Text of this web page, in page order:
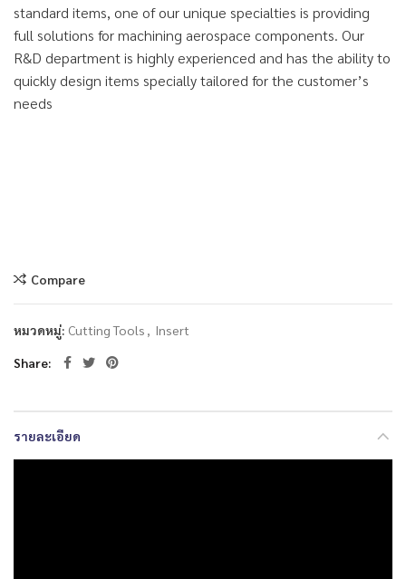
standard items, one of our unique specialties is providing
full solutions for machining aerospace components. Our
R&D department is highly experienced and has the ability to
quickly design items specially tailored for the customer’s
needs
Compare
หมวดหมู่: Cutting Tools , Insert
Share
รายละเอียด